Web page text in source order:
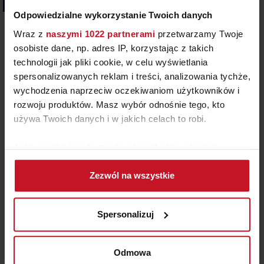
Odpowiedzialne wykorzystanie Twoich danych
Wraz z naszymi 1022 partnerami przetwarzamy Twoje
osobiste dane, np. adres IP, korzystając z takich
technologii jak pliki cookie, w celu wyświetlania
spersonalizowanych reklam i treści, analizowania tychże,
wychodzenia naprzeciw oczekiwaniom użytkowników i
rozwoju produktów. Masz wybór odnośnie tego, kto
używa Twoich danych i w jakich celach to robi.
Jeśli wyrazisz na to zgodę, chcielibyśmy również:
Gromadzić dane dotyczące Twojej lokalizacji
geograficznej z dokładnością nawet do kilku metrów
Identyfikować Twoje urządzenie, aktywnie
(fingerprinting, czyli wirtualny odcisk palca)
Dowiedz się więcej odnośnie tego, jak Twoje osobiste
dane są przetwarzane oraz ustaw własne preferencje w
Zezwól na wszystkie
Spersonalizuj
Odmowa
RÓŻ – KOLOR WIELU EMOCJI
W ostatniej audycji Radia RAM Krzysztof Majewski
zabrał słuchaczy w podróż przez historię różu. I
okazało się, że to nie tylko kolor, ale prawdziwe
zwierciadło społecznych zmian. Po II wojnie światowej
królował pastelowy mummy pink – symbol domowego
ciepła i idealizowanej kobiecości. Już wcześniej Elsa